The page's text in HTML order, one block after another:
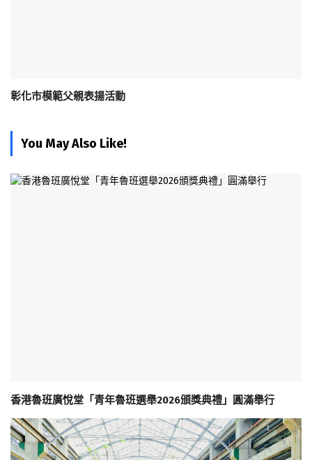
彰化市模範父親表揚活動
You May Also Like!
香港魯班廣悅堂「青年魯班選舉2026頒獎典禮」圓滿舉行